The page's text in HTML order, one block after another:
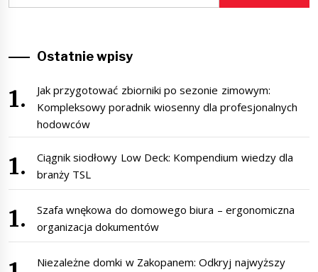
Ostatnie wpisy
Jak przygotować zbiorniki po sezonie zimowym:
Kompleksowy poradnik wiosenny dla profesjonalnych
hodowców
Ciągnik siodłowy Low Deck: Kompendium wiedzy dla
branży TSL
Szafa wnękowa do domowego biura – ergonomiczna
organizacja dokumentów
Niezależne domki w Zakopanem: Odkryj najwyższy